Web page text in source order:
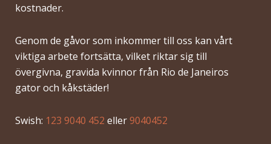
kostnader.
Genom de gåvor som inkommer till oss kan vårt
viktiga arbete fortsätta, vilket riktar sig till
övergivna, gravida kvinnor från Rio de Janeiros
gator och kåkstäder!
Swish: 123 9040 452 eller9040452